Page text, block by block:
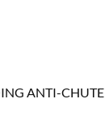
ANTI-CHUTE